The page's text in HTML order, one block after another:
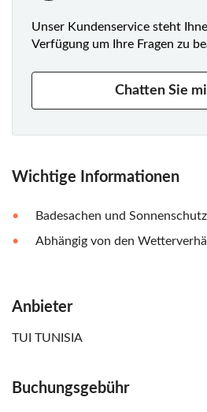
Unser Kundenservice steht
Verfügung um Ihre Fragen zu
Chatten Sie
Wichtige Informationen
Badesachen und
Abhängig von den
Anbieter
TUI TUNISIA
Buchungsgebühr